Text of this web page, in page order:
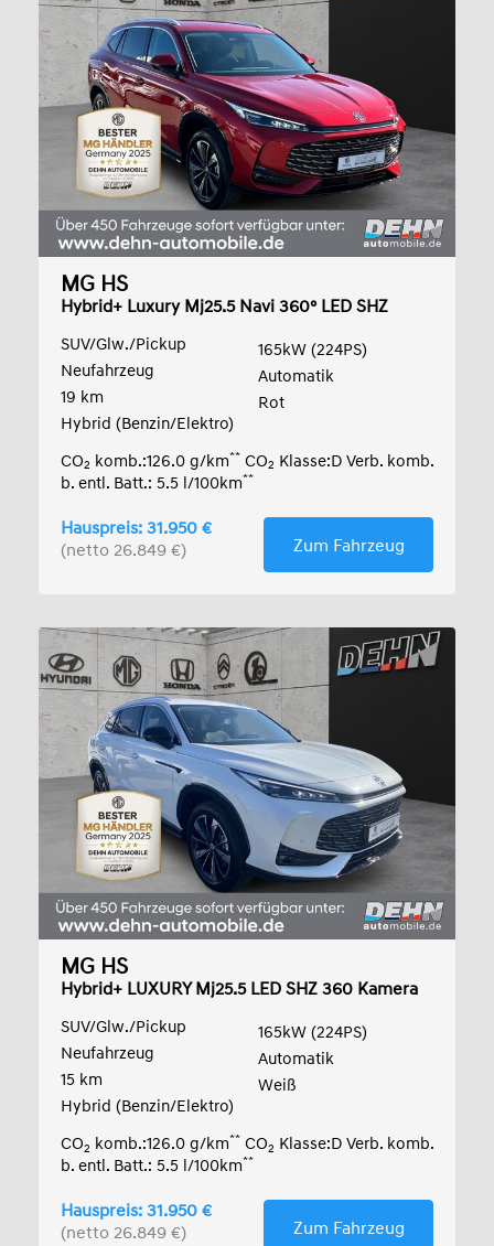
MG HS
Hybrid+ Luxury Mj25.5 Navi 360° LED SHZ
SUV/Glw./Pickup
Neufahrzeug
19 km
Hybrid (Benzin/Elektro)
165kW (224PS)
Automatik
Rot
CO2 komb.:126.0 g/km** CO2 Klasse:D Verb. komb.
b. entl. Batt.: 5.5 l/100km**
Hauspreis: 31.950 €
(netto 26.849 €)
Zum Fahrzeug
MG HS
Hybrid+ LUXURY Mj25.5 LED SHZ 360 Kamera
SUV/Glw./Pickup
Neufahrzeug
15 km
Hybrid (Benzin/Elektro)
165kW (224PS)
Automatik
Weiß
CO2 komb.:126.0 g/km** CO2 Klasse:D Verb. komb.
b. entl. Batt.: 5.5 l/100km**
Hauspreis: 31.950 €
(netto 26.849 €)
Zum Fahrzeug